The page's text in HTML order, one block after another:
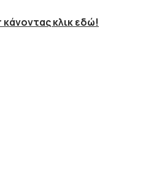
κλικ εδώ!